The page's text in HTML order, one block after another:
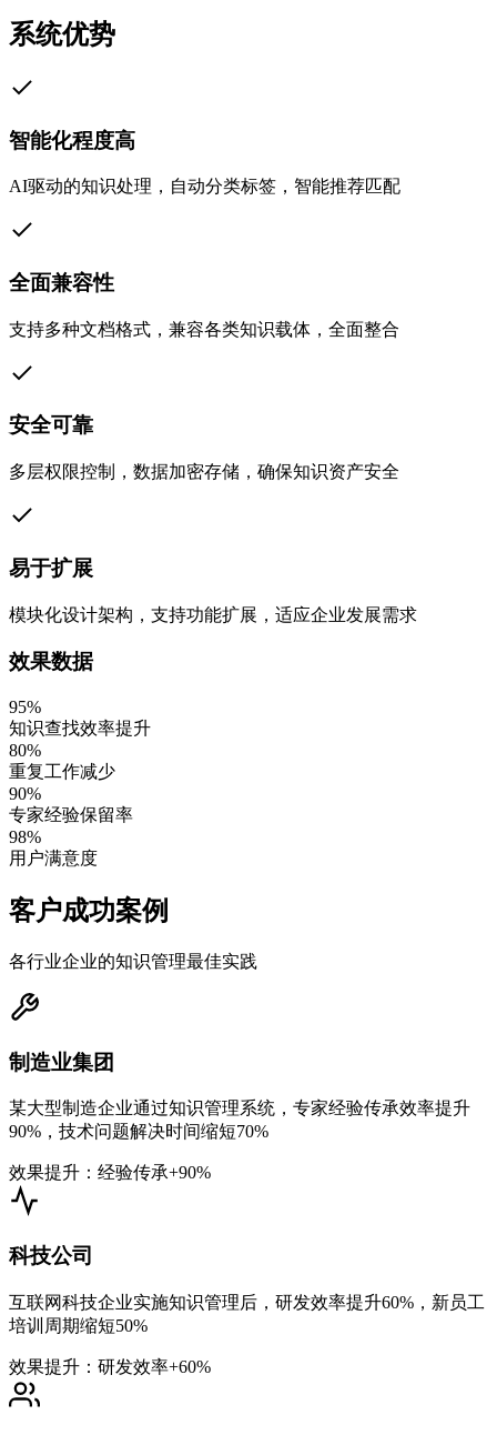
系统优势
智能化程度高
AI驱动的知识处理，自动分类标签，智能推荐匹配
全面兼容性
支持多种文档格式，兼容各类知识载体，全面整合
安全可靠
多层权限控制，数据加密存储，确保知识资产安全
易于扩展
模块化设计架构，支持功能扩展，适应企业发展需求
效果数据
95%
知识查找效率提升
80%
重复工作减少
90%
专家经验保留率
98%
用户满意度
客户成功案例
各行业企业的知识管理最佳实践
制造业集团
某大型制造企业通过知识管理系统，专家经验传承效率提升
90%，技术问题解决时间缩短70%
效果提升：经验传承+90%
科技公司
互联网科技企业实施知识管理后，研发效率提升60%，新员工
培训周期缩短50%
效果提升：研发效率+60%